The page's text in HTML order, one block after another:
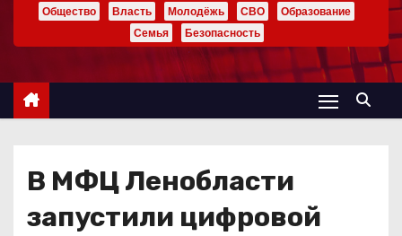
ж
Общество Власть Молодёжь СВО
Образование
Семья
Безопасность
В МФЦ Ленобласти
запустили цифровой